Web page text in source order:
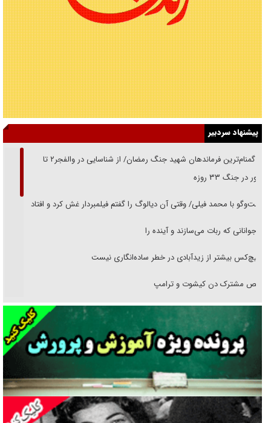
پیشنهاد سردبیر
از گمنام‌ترین فرماندهان شهید جنگ رمضان/ از شناسایی در والفجر۲ تا
حضور در جنگ ۳۳ روزه
گفت‌وگو با محمد فیلی/ وقتی آن دیالوگ را گفتم فیلمبردار غش کرد و افتاد
نوجوانانی که ربات می‌سازند و آینده را
هیچ‌کس بیشتر از زیدآبادی در خطر ساده‌انگاری نیست
رقص مشترک دن کیشوت و ترامپ
دنده دولت به واگذاری مسئله‌دار ایران‌خودرو/ خصوصی‌سازی یا انحصار؟
غریزه‌ی بقا و آقای باقی و رفقا
جراحی‌های زیبایی با مدرک فوق‌دیپلم! + گفت‌وگو با متهم
گفت‌وگو با همسر یکی از شهدای جنگ رمضان/ پیکر بی‌سر شهید را از
انگشت‌های پا شناسایی کردیم